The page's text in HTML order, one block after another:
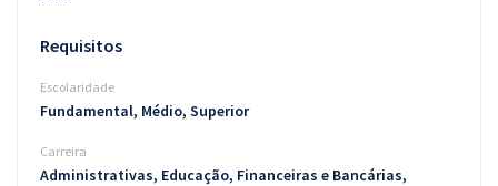
Requisitos
Escolaridade
Fundamental, Médio, Superior
Carreira
Administrativas, Educação, Financeiras e Bancárias,